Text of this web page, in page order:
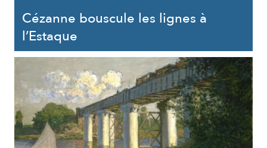
Cézanne bouscule les lignes à
l’Estaque